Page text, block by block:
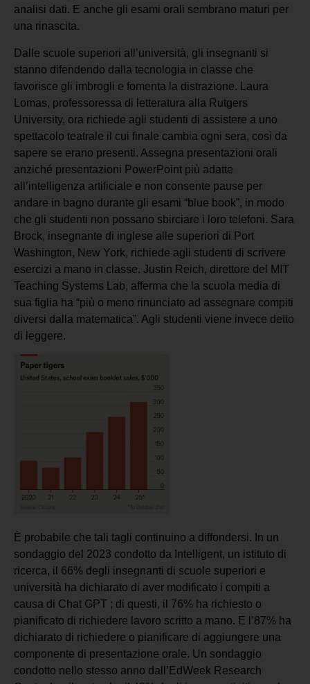
analisi dati. E anche gli esami orali sembrano maturi per
una rinascita.
Dalle scuole superiori all’università, gli insegnanti si
stanno difendendo dalla tecnologia in classe che
favorisce gli imbrogli e fomenta la distrazione. Laura
Lomas, professoressa di letteratura alla Rutgers
University, ora richiede agli studenti di assistere a uno
spettacolo teatrale il cui finale cambia ogni sera, così da
sapere se erano presenti. Assegna presentazioni orali
anziché presentazioni PowerPoint più adatte
all’intelligenza artificiale e non consente pause per
andare in bagno durante gli esami “blue book”, in modo
che gli studenti non possano sbirciare i loro telefoni. Sara
Brock, insegnante di inglese alle superiori di Port
Washington, New York, richiede agli studenti di scrivere
esercizi a mano in classe. Justin Reich, direttore del MIT
Teaching Systems Lab, afferma che la scuola media di
sua figlia ha “più o meno rinunciato ad assegnare compiti
diversi dalla matematica”. Agli studenti viene invece detto
di leggere.
È probabile che tali tagli continuino a diffondersi. In un
sondaggio del 2023 condotto da Intelligent, un istituto di
ricerca, il 66% degli insegnanti di scuole superiori e
università ha dichiarato di aver modificato i compiti a
causa di Chat GPT ; di questi, il 76% ha richiesto o
pianificato di richiedere lavoro scritto a mano. E l’87% ha
dichiarato di richiedere o pianificare di aggiungere una
componente di presentazione orale. Un sondaggio
condotto nello stesso anno dall’EdWeek Research